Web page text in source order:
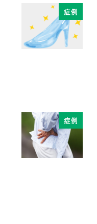
症例
症例